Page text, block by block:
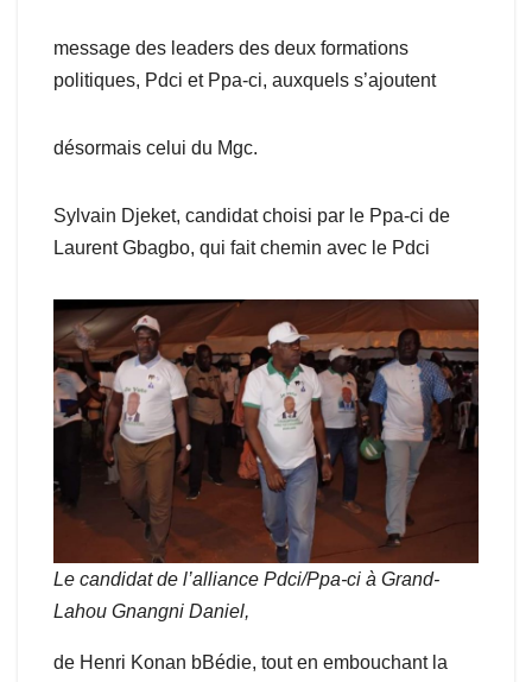
message des leaders des deux formations
politiques, Pdci et Ppa-ci, auxquels s’ajoutent
désormais celui du Mgc.
Sylvain Djeket, candidat choisi par le Ppa-ci de
Laurent Gbagbo, qui fait chemin avec le Pdci
Le candidat de l’alliance Pdci/Ppa-ci à Grand-
Lahou Gnangni Daniel,
de Henri Konan bBédie, tout en embouchant la